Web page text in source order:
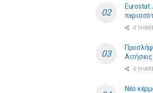
Eurostat:
0
0
Νέο